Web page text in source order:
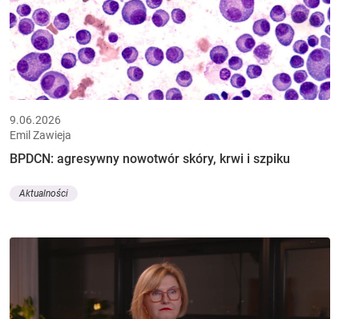
9.06.2026
Emil Zawieja
BPDCN: agresywny nowotwór skóry, krwi i szpiku
Aktualności